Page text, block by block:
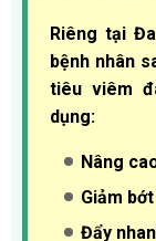
Riêng tại
bệnh nhân
tiêu viêm
dụng:
Nâng
Giảm
Đẩy